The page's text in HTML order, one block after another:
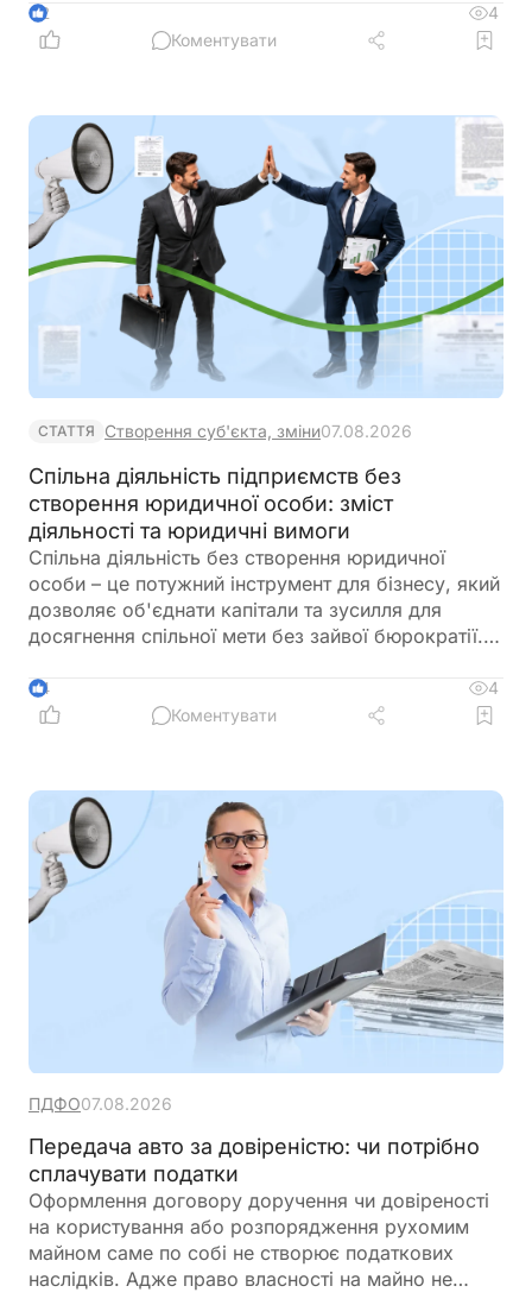
2
4
Коментувати
СТАТТЯ Створення суб'єкта, зміни07.08.2026
Спільна діяльність підприємств без
створення юридичної особи: зміст
діяльності та юридичні вимоги
Спільна діяльність без створення юридичної
особи – це потужний інструмент для бізнесу, який
дозволяє об'єднати капітали та зусилля для
досягнення спільної мети без зайвої бюрократії.
та підводні камені. У цій статті ми детально
розібрали юридичну суть спільної діяльності та
директорів, корпоративних юристів та керівників
підприємств, які планують або вже реалізують
спільні проєкти з партнерами
4
4
Коментувати
ПДФО07.08.2026
Передача авто за довіреністю: чи потрібно
сплачувати податки
Оформлення договору доручення чи довіреності
на користування або розпорядження рухомим
майном саме по собі не створює податкових
наслідків. Адже право власності на майно не